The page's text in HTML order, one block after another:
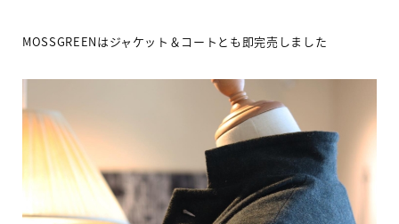
MOSSGREENはジャケット＆コートとも即完売しました